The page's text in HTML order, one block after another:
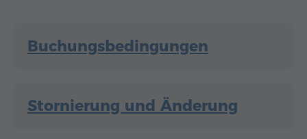
Buchungsbedingungen
Stornierung und Änderung